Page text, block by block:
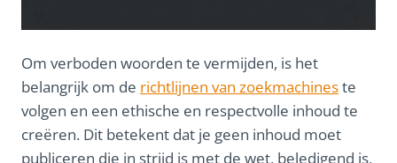
Om verboden woorden te vermijden, is het
belangrijk om de richtlijnen van zoekmachineste
volgen en een ethische en respectvolle inhoud te
creëren. Dit betekent dat je geen inhoud moet
publiceren die in strijd is met de wet, beledigend is,